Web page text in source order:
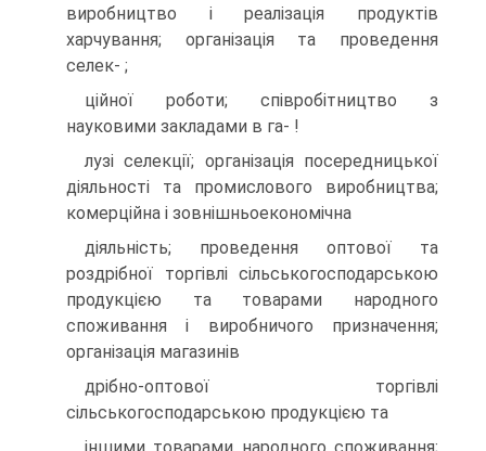
виробництво i реалiзацiя продуктiв
харчування; органiзацiя та проведення
селек- ;
цiйної роботи; спiвробiтництво з
науковими закладами в га- !
лузi селекцiї; органiзацiя посередницької
дiяльностi та промислового виробництва;
комерцiйна i зовнiшньоекономiчна
дiяльнiсть; проведення оптової та
роздрiбної торгiвлi сiльськогосподарською
продукцiєю та товарами народного
споживання i виробничого призначення;
органiзацiя магазинiв
дрiбно-оптової торгiвлi
сiльськогосподарською продукцiєю та